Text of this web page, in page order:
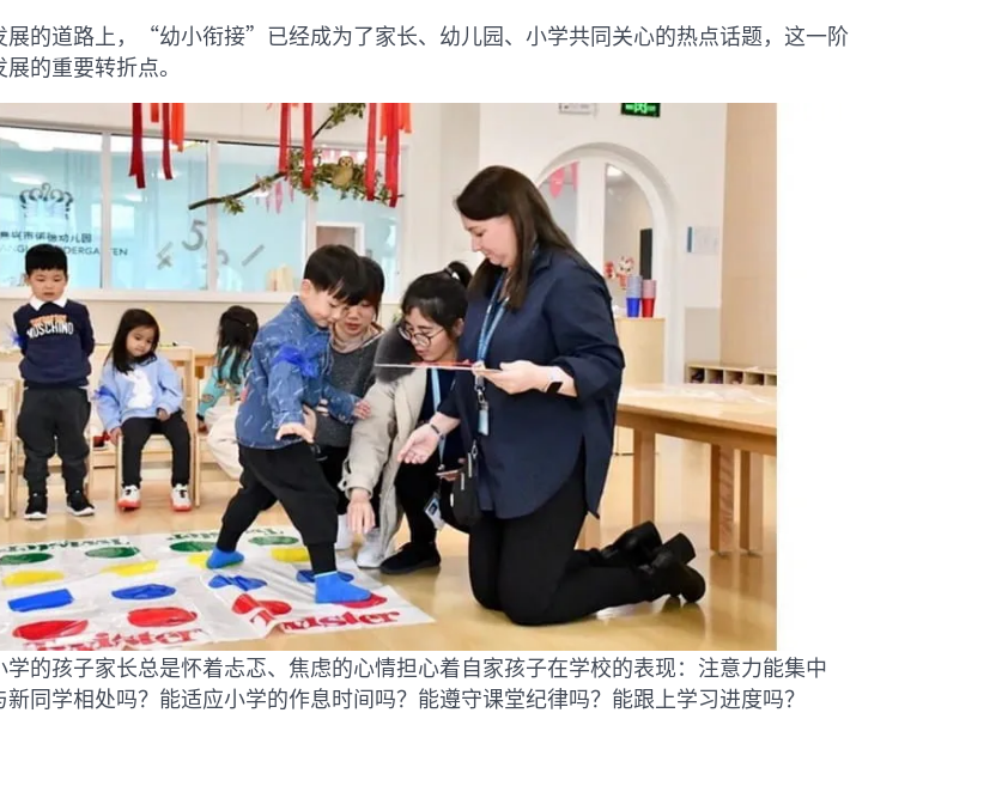
展的道路上，“幼小衔接”已经成为了家长、幼儿园、小学共同关心的热点话题，这一阶
的重要转折点。
学的孩子家长总是怀着忐忑、焦虑的心情担心着自家孩子在学校的表现：注意力能集中
同学相处吗？能适应小学的作息时间吗？能遵守课堂纪律吗？能跟上学习进度吗？